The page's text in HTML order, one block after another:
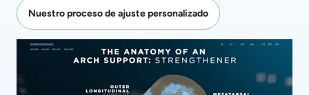
Nuestro proceso de ajuste personalizado